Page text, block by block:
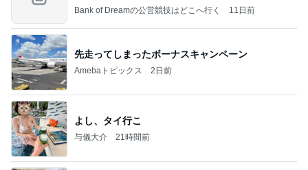
Bank of Dreamの公営競技はどこへ行く 11日前
先走ってしまったボーナスキャンペーン
Amebaトピックス 2日前
よし、タイ行こ
与儀大介 21時間前